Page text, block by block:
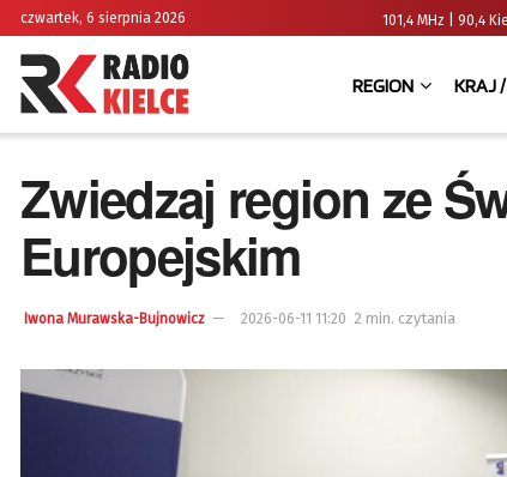
czwartek, 6 sierpnia 2026 101,4 MHz | 90,4
REGION KRAJ
Zwiedzaj region ze
Europejskim
Iwona Murawska-Bujnowicz 2026-06-11 11:20 2 min. czytania